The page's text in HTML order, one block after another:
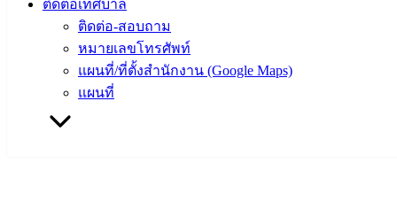
ติดต่อเทศบาล
ติดต่อ-สอบถาม
หมายเลขโทรศัพท์
แผนที่/ที่ตั้งสำนักงาน (Google Maps)
แผนที่